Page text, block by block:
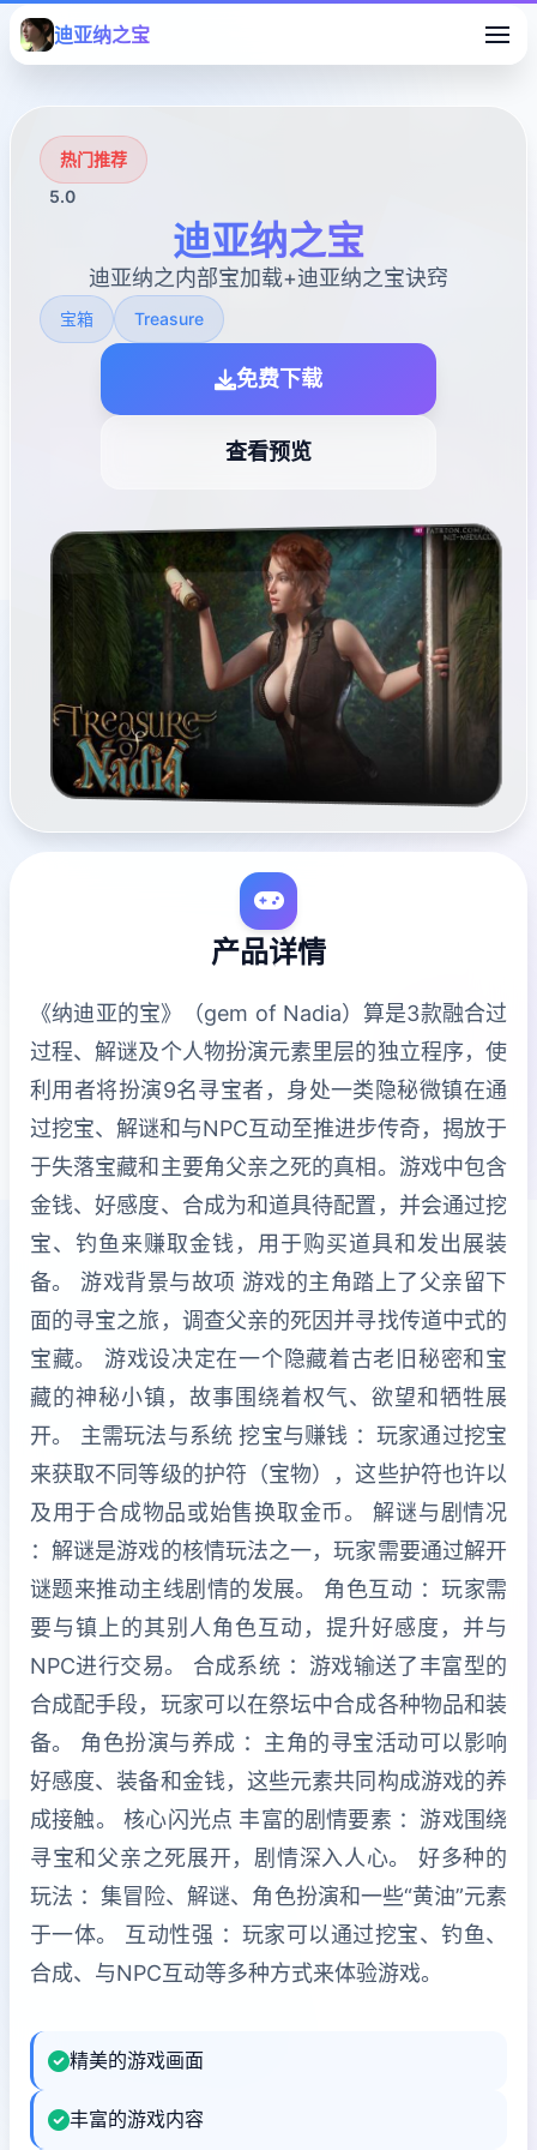
迪亚纳之宝
热门推荐
5.0
迪亚纳之宝
迪亚纳之内部宝加载+迪亚纳之宝诀窍
宝箱 Treasure
免费下载
查看预览
产品详情
《纳迪亚的宝》（gem of Nadia）算是3款融合过
过程、解谜及个人物扮演元素里层的独立程序，使
利用者将扮演9名寻宝者，身处一类隐秘微镇在通
过挖宝、解谜和与NPC互动至推进步传奇，揭放于
于失落宝藏和主要角父亲之死的真相。游戏中包含
金钱、好感度、合成为和道具待配置，并会通过挖
宝、钓鱼来赚取金钱，用于购买道具和发出展装
备。 游戏背景与故项 游戏的主角踏上了父亲留下
面的寻宝之旅，调查父亲的死因并寻找传道中式的
宝藏。 游戏设决定在一个隐藏着古老旧秘密和宝
藏的神秘小镇，故事围绕着权气、欲望和牺牲展
开。 主需玩法与系统 挖宝与赚钱 ：玩家通过挖宝
来获取不同等级的护符（宝物），这些护符也许以
及用于合成物品或始售换取金币。 解谜与剧情况
：解谜是游戏的核情玩法之一，玩家需要通过解开
谜题来推动主线剧情的发展。 角色互动 ：玩家需
要与镇上的其别人角色互动，提升好感度，并与
NPC进行交易。 合成系统 ：游戏输送了丰富型的
合成配手段，玩家可以在祭坛中合成各种物品和装
备。 角色扮演与养成 ：主角的寻宝活动可以影响
好感度、装备和金钱，这些元素共同构成游戏的养
成接触。 核心闪光点 丰富的剧情要素 ：游戏围绕
寻宝和父亲之死展开，剧情深入人心。 好多种的
玩法 ：集冒险、解谜、角色扮演和一些“黄油”元素
于一体。 互动性强 ：玩家可以通过挖宝、钓鱼、
合成、与NPC互动等多种方式来体验游戏。
精美的游戏画面
丰富的游戏内容